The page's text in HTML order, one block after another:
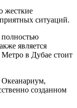
жесткие
ситуаций.
полностью
является
в Дубае стоит
Океанариум,
созданном